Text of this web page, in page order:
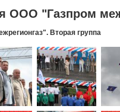
ООО "Газпром
Вторая группа